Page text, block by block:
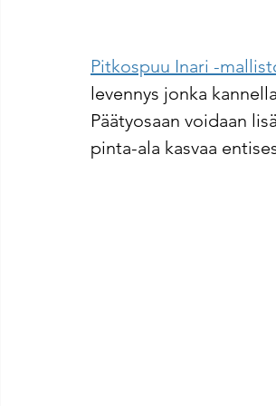
Pitkospuu Inari -
levennys jonka
Päätyosaan voidaan
pinta-ala kasvaa